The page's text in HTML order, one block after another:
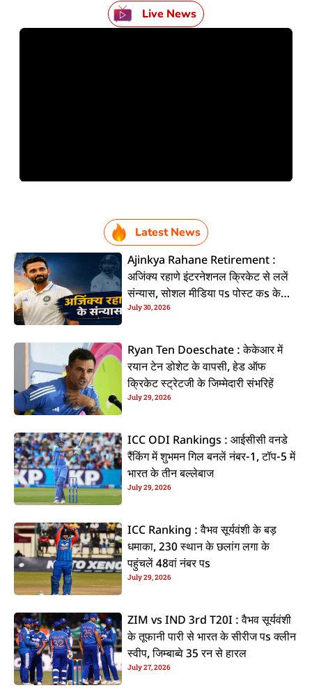
Live News
Latest News
Ajinkya Rahane Retirement :
अजिंक्य रहाणे इंटरनेशनल क्रिकेट से ललें
संन्यास, सोशल मीडिया पs पोस्ट कs के
कइलें एलान
July 30, 2026
Ryan Ten Doeschate : केकेआर में
रयान टेन डोशेट के वापसी, हेड ऑफ
क्रिकेट स्ट्रेटजी के जिम्मेदारी संभरिहें
July 29, 2026
ICC ODI Rankings : आईसीसी वनडे
रैंकिंग में शुभमन गिल बनलें नंबर-1, टॉप-5 में
भारत के तीन बल्लेबाज
July 29, 2026
ICC Ranking : वैभव सूर्यवंशी के बड़
धमाका, 230 स्थान के छलांग लगा के
पहुंचलें 48वां नंबर पs
July 29, 2026
ZIM vs IND 3rd T20I : वैभव सूर्यवंशी
के तूफानी पारी से भारत के सीरीज पs क्लीन
स्वीप, जिम्बाब्वे 35 रन से हारल
July 27, 2026